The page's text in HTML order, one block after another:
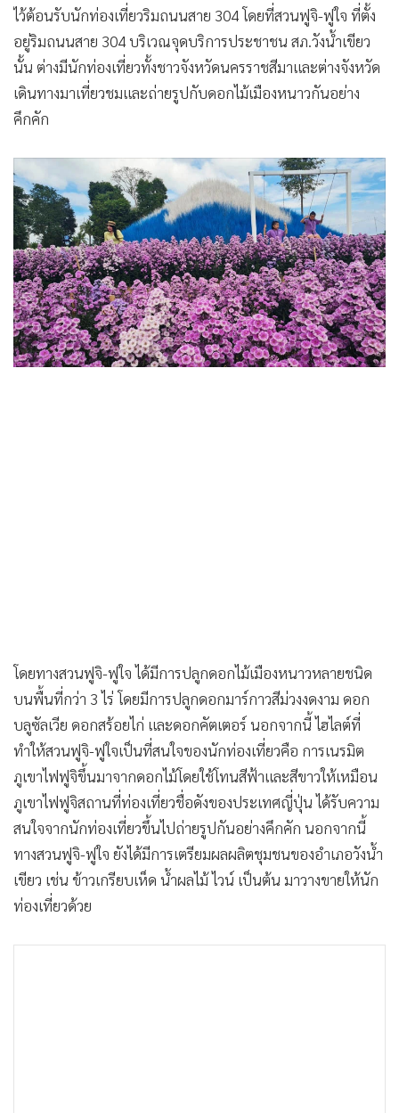
• หุ้น
• อินโดจีน
• กองทุนรวม
• Celeb Online
• Factcheck
• News1
• Gotomanager
ไว้ต้อนรับนักท่องเที่ยวริมถนนสาย 304 โดยที่สวนฟูจิ-ฟูใจ ที่ตั้ง
อยู่ริมถนนสาย 304 บริเวณจุดบริการประชาชน สภ.วังน้ำเขียว
นั้น ต่างมีนักท่องเที่ยวทั้งชาวจังหวัดนครราชสีมาและต่างจังหวัด
เดินทางมาเที่ยวชมและถ่ายรูปกับดอกไม้เมืองหนาวกันอย่าง
คึกคัก
โดยทางสวนฟูจิ-ฟูใจ ได้มีการปลูกดอกไม้เมืองหนาวหลายชนิด
บนพื้นที่กว่า 3 ไร่ โดยมีการปลูกดอกมาร์กาวสีม่วงงดงาม ดอก
บลูซัลเวีย ดอกสร้อยไก่ และดอกคัตเตอร์ นอกจากนี้ ไฮไลต์ที่
ทำให้สวนฟูจิ-ฟูใจเป็นที่สนใจของนักท่องเที่ยวคือ การเนรมิต
ภูเขาไฟฟูจิขึ้นมาจากดอกไม้โดยใช้โทนสีฟ้าและสีขาวให้เหมือน
ภูเขาไฟฟูจิสถานที่ท่องเที่ยวชื่อดังของประเทศญี่ปุ่น ได้รับความ
สนใจจากนักท่องเที่ยวขึ้นไปถ่ายรูปกันอย่างคึกคัก นอกจากนี้
ทางสวนฟูจิ-ฟูใจ ยังได้มีการเตรียมผลผลิตชุมชนของอำเภอวังน้ำ
เขียว เช่น ข้าวเกรียบเห็ด น้ำผลไม้ ไวน์ เป็นต้น มาวางขายให้นัก
ท่องเที่ยวด้วย